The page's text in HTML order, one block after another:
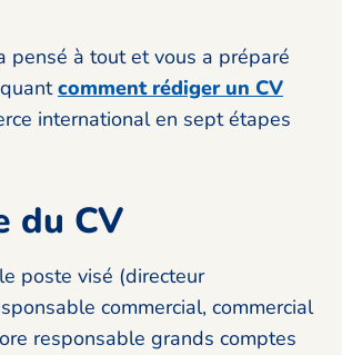
pensé à tout et vous a préparé
comment rédiger un CV
international en sept étapes
du CV
poste visé (directeur
commercial, commercial
responsable grands comptes